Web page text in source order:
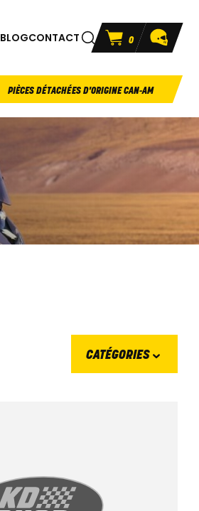
BLOGCONTACT 0
PIÈCES DÉTACHÉES D'ORIGINE CAN-AM
CATÉGORIES